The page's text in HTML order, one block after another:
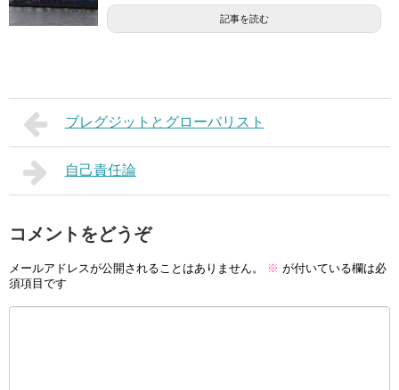
記事を読む
ブレグジットとグローバリスト
自己責任論
コメントをどうぞ
メールアドレスが公開されることはありません。 ※ が付いている欄は必
須項目です